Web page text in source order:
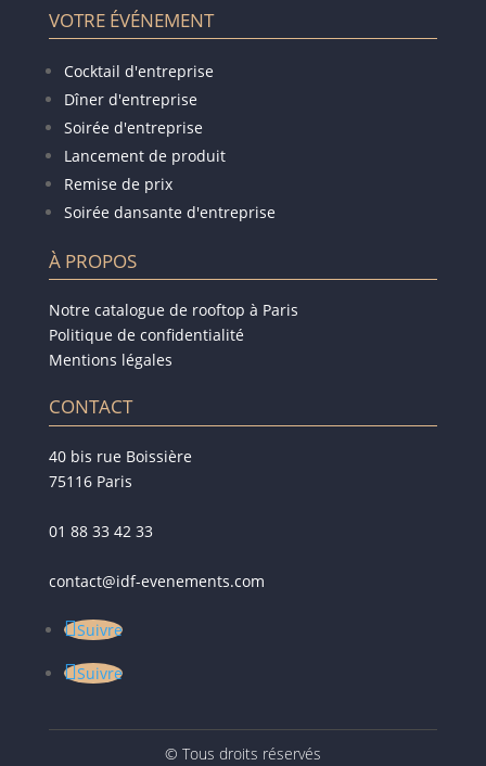
VOTRE ÉVÉNEMENT
Cocktail d'entreprise
Dîner d'entreprise
Soirée d'entreprise
Lancement de produit
Remise de prix
Soirée dansante d'entreprise
À PROPOS
Notre catalogue de rooftop à Paris
Politique de confidentialité
Mentions légales
CONTACT
40 bis rue Boissière
75116 Paris
01 88 33 42 33
contact@idf-evenements.com
Suivre
Suivre
© Tous droits réservés